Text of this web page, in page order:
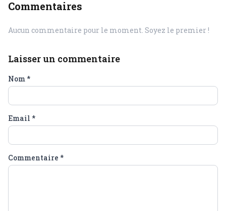
Commentaires
Aucun commentaire pour le moment. Soyez le premier !
Laisser un commentaire
Nom*
Email *
Commentaire *